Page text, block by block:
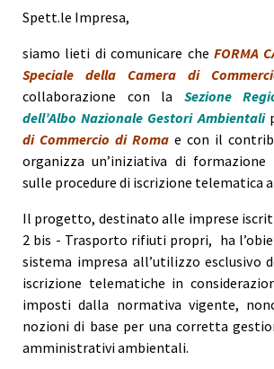
Spett.le Impresa,
siamo lieti di comunicare che FORMA
Speciale della Camera di
collaborazione con la Sezione
dell’Albo Nazionale Gestori Ambientali
di Commercio di Roma e con il
organizza un’iniziativa di formazione
sulle procedure di iscrizione telematica
Il progetto, destinato alle imprese
2 bis ‐ Trasporto rifiuti propri, ha
sistema impresa all’utilizzo esclusivo
iscrizione telematiche in
imposti dalla normativa vigente,
nozioni di base per una corretta
amministrativi ambientali.